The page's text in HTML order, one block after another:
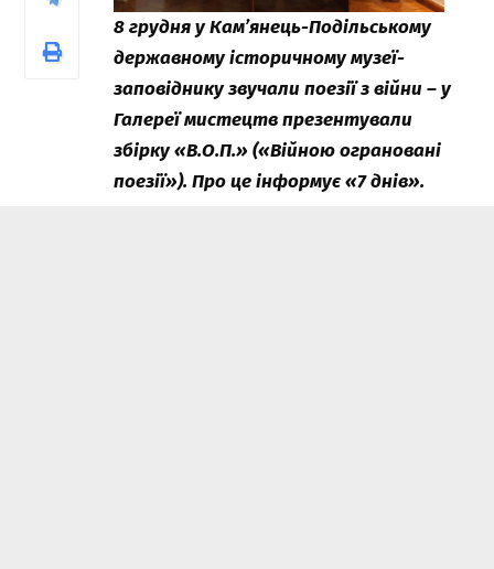
8 грудня у Кам’янець-Подільському
державному історичному музеї-
заповіднику звучали поезії з війни – у
Галереї мистецтв презентували
збірку «В.О.П.» («Війною ограновані
поезії»). Про це інформує «7 днів».